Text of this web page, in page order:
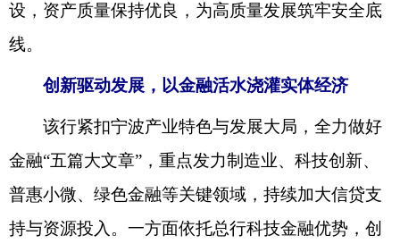
设，资产质量保持优良，为高质量发展筑牢安全底
线。
创新驱动发展，以金融活水浇灌实体经济
该行紧扣宁波产业特色与发展大局，全力做好
金融“五篇大文章”，重点发力制造业、科技创新、
普惠小微、绿色金融等关键领域，持续加大信贷支
持与资源投入。一方面依托总行科技金融优势，创